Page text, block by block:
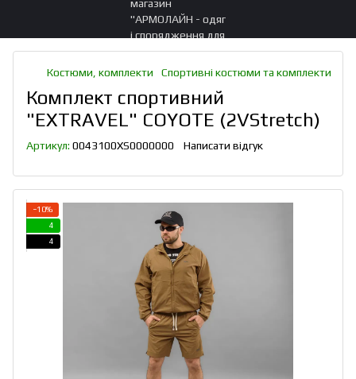
Костюми, комплекти Спортивні костюми та комплекти
Комплект спортивний
"EXTRAVEL" COYOTE (2VStretch)
Артикул: 0043100XS0000000 Написати відгук
−10%
4
4